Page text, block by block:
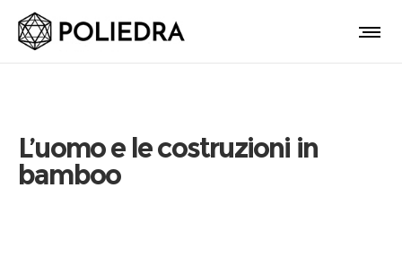
L’uomo e le costruzioni in
bamboo